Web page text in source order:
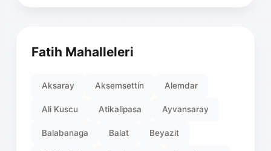
Fatih Mahalleleri
Aksaray Aksemsettin Alemdar
Ali Kuscu Atikalipasa Ayvansaray
Balabanaga Balat Beyazit